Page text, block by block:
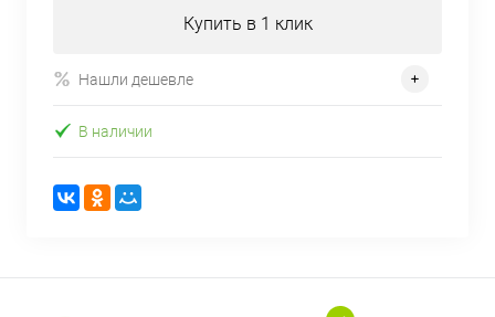
Купить в 1 клик
Нашли дешевле
В наличии